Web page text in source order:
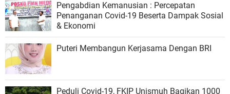
Pengabdian Kemanusian : Percepatan
Penanganan Covid-19 Beserta Dampak Sosial
& Ekonomi
Puteri Membangun Kerjasama Dengan BRI
Peduli Covid-19, FKIP Unismuh Bagikan 1000